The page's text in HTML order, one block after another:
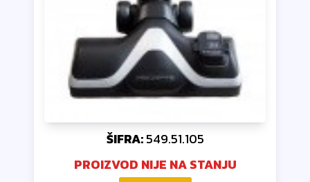
ŠIFRA: 549.51.105
PROIZVOD NIJE NA STANJU